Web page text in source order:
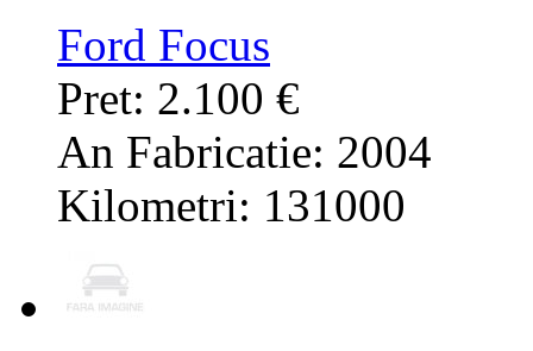
Ford Focus
Pret: 2.100 €
An Fabricatie: 2004
Kilometri: 131000